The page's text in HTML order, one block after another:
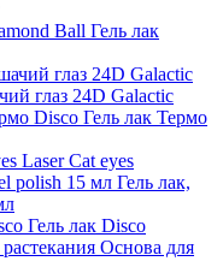
Гель лак
глаз 24D Galactic
Гель лак Термо
Laser Cat eyes
Гель лак,
Гель лак Disco
Основа для